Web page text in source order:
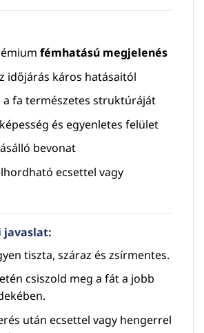
fémhatású megjelenés
időjárás káros hatásaitól
a fa természetes struktúráját
és egyenletes felület
bevonat
ecsettel vagy
javaslat:
tiszta, száraz és zsírmentes.
csiszold meg a fát a jobb
után ecsettel vagy hengerrel